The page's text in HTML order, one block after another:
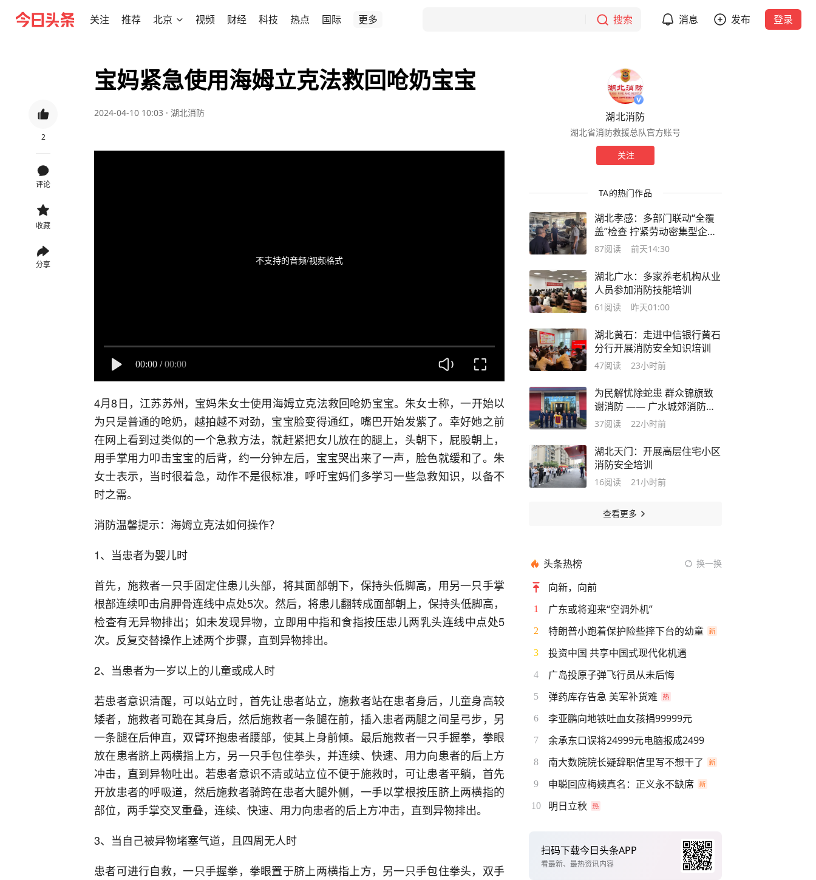
关注 推荐 北京 视频 财经 科技 热点 国际 更多 搜索 消息 发布 登录
2
评论
收藏
分享
宝妈紧急使用海姆立克法救回呛奶宝宝
2024-04-10 10:03 · 湖北消防
不支持的音频/视频格式
00:00 / 00:00
4月8日，江苏苏州，宝妈朱女士使用海姆立克法救回呛奶宝宝。朱女士称，一开始以
为只是普通的呛奶，越拍越不对劲，宝宝脸变得通红，嘴巴开始发紫了。幸好她之前
在网上看到过类似的一个急救方法，就赶紧把女儿放在的腿上，头朝下，屁股朝上，
用手掌用力叩击宝宝的后背，约一分钟左后，宝宝哭出来了一声，脸色就缓和了。朱
女士表示，当时很着急，动作不是很标准，呼吁宝妈们多学习一些急救知识，以备不
时之需。
消防温馨提示：海姆立克法如何操作？
1、当患者为婴儿时
首先，施救者一只手固定住患儿头部，将其面部朝下，保持头低脚高，用另一只手掌
根部连续叩击肩胛骨连线中点处5次。然后，将患儿翻转成面部朝上，保持头低脚高，
检查有无异物排出；如未发现异物，立即用中指和食指按压患儿两乳头连线中点处5
次。反复交替操作上述两个步骤，直到异物排出。
2、当患者为一岁以上的儿童或成人时
若患者意识清醒，可以站立时，首先让患者站立，施救者站在患者身后，儿童身高较
矮者，施救者可跪在其身后，然后施救者一条腿在前，插入患者两腿之间呈弓步，另
一条腿在后伸直，双臂环抱患者腰部，使其上身前倾。最后施救者一只手握拳，拳眼
放在患者脐上两横指上方，另一只手包住拳头，并连续、快速、用力向患者的后上方
冲击，直到异物吐出。若患者意识不清或站立位不便于施救时，可让患者平躺，首先
开放患者的呼吸道，然后施救者骑跨在患者大腿外侧，一手以掌根按压脐上两横指的
部位，两手掌交叉重叠，连续、快速、用力向患者的后上方冲击，直到异物排出。
3、当自己被异物堵塞气道，且四周无人时
患者可进行自救，一只手握拳，拳眼置于脐上两横指上方，另一只手包住拳头，双手
湖北消防
湖北省消防救援总队官方账号
关注
TA的热门作品
湖北孝感：多部门联动“全覆
盖”检查 拧紧劳动密集型企业
“安全阀”
87阅读 前天14:30
湖北广水：多家养老机构从业
人员参加消防技能培训
61 阅读 昨天01:00
湖北黄石：走进中信银行黄石
分行开展消防安全知识培训
47阅读 23小时前
为民解忧除蛇患 群众锦旗致
谢消防 —— 广水城郊消防救
援站快速处置蛇类侵扰险情
37阅读 22小时前
湖北天门：开展高层住宅小区
消防安全培训
16阅读 21小时前
查看更多
头条热榜 换一换
向新，向前
1 广东或将迎来“空调外机”
2 特朗普小跑着保护险些摔下台的幼童
3 投资中国 共享中国式现代化机遇
4 广岛投原子弹飞行员从未后悔
5 弹药库存告急 美军补货难
6 李亚鹏向地铁吐血女孩捐99999元
7 余承东口误将24999元电脑报成2499
8 南大数院院长疑辞职信里写不想干了
9 申聪回应梅姨真名：正义永不缺席
10 明日立秋
扫码下载今日头条APP
看最新、最热资讯内容